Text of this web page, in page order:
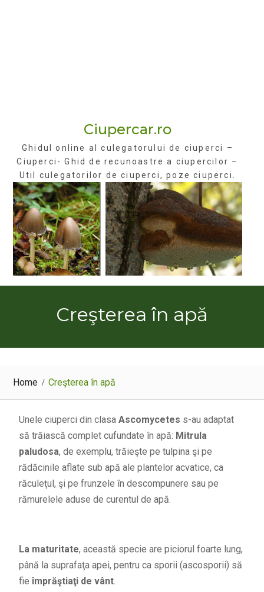
Ciupercar.ro
Ghidul online al culegatorului de ciuperci –
Ciuperci- Ghid de recunoastre a ciupercilor –
Util culegatorilor de ciuperci, poze ciuperci.
Creşterea în apă
Home Creşterea în apă
Unele ciuperci din clasa Ascomycetes s-au adaptat
să trăiască complet cufundate în apă: Mitrula
paludosa, de exemplu, trăieşte pe tulpina şi pe
rădăcinile aflate sub apă ale plantelor acvatice, ca
răculeţul, şi pe frunzele în descompunere sau pe
rămurelele aduse de curentul de apă.
La maturitate, această specie are piciorul foarte lung,
până la suprafaţa apei, pentru ca sporii (ascosporii) să
fie împrăştiaţi de vânt.